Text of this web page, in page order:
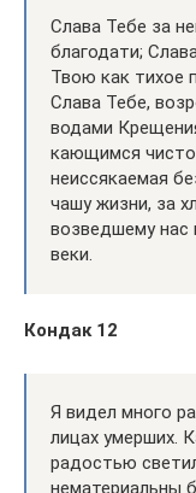
Слава Тебе за
благодати;
Твою как тихое
Слава Тебе,
водами
кающимся
неиссякаемая
чашу жизни, за
возведшему нас
веки.
Кондак 12
Я видел много
лицах умерших.
радостью
нематериальны